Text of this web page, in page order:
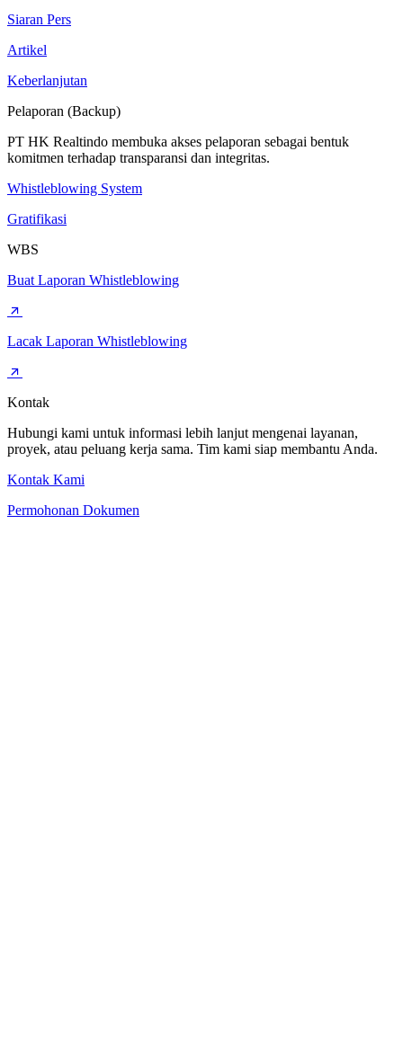
Siaran Pers
Artikel
Keberlanjutan
Pelaporan (Backup)
PT HK Realtindo membuka akses pelaporan sebagai bentuk
komitmen terhadap transparansi dan integritas.
Whistleblowing System
Gratifikasi
WBS
Buat Laporan Whistleblowing
Lacak Laporan Whistleblowing
Kontak
Hubungi kami untuk informasi lebih lanjut mengenai layanan,
proyek, atau peluang kerja sama. Tim kami siap membantu Anda.
Kontak Kami
Permohonan Dokumen